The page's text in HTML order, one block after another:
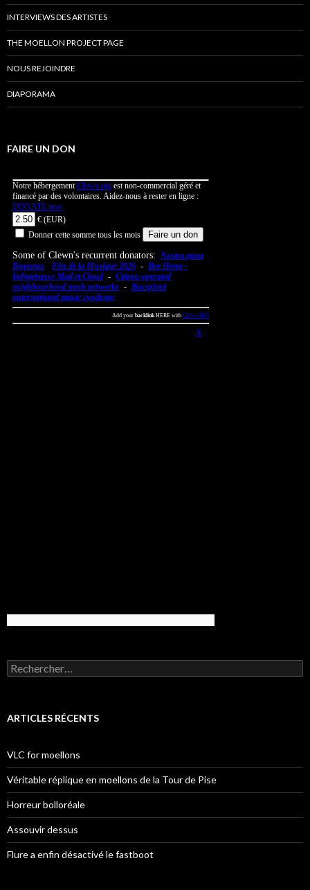
INTERVIEWS DES ARTISTES
THE MOELLON PROJECT PAGE
NOUS REJOINDRE
DIAPORAMA
FAIRE UN DON
Rechercher :
ARTICLES RÉCENTS
VLC for moellons
Véritable réplique en moellons de la Tour de Pise
Horreur bolloréale
Assouvir dessus
Flure a enfin désactivé le fastboot